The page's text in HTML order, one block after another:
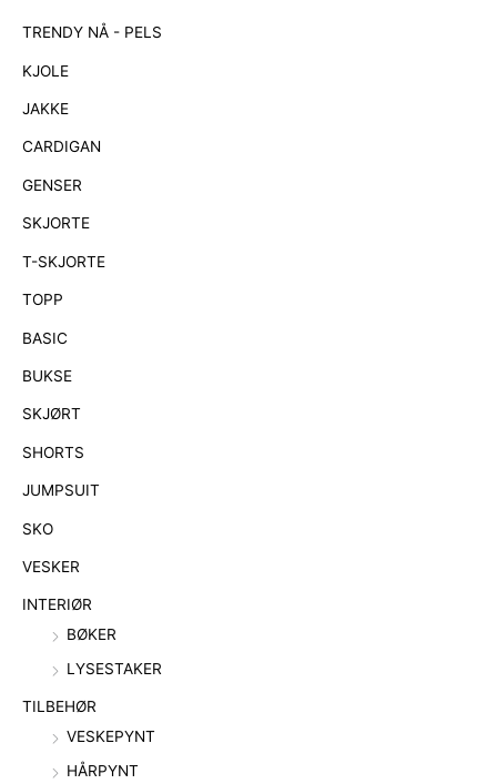
t
e
TRENDY NÅ - PELS
KJOLE
JAKKE
CARDIGAN
GENSER
SKJORTE
T-SKJORTE
TOPP
BASIC
BUKSE
SKJØRT
SHORTS
JUMPSUIT
SKO
VESKER
INTERIØR
BØKER
LYSESTAKER
TILBEHØR
VESKEPYNT
HÅRPYNT